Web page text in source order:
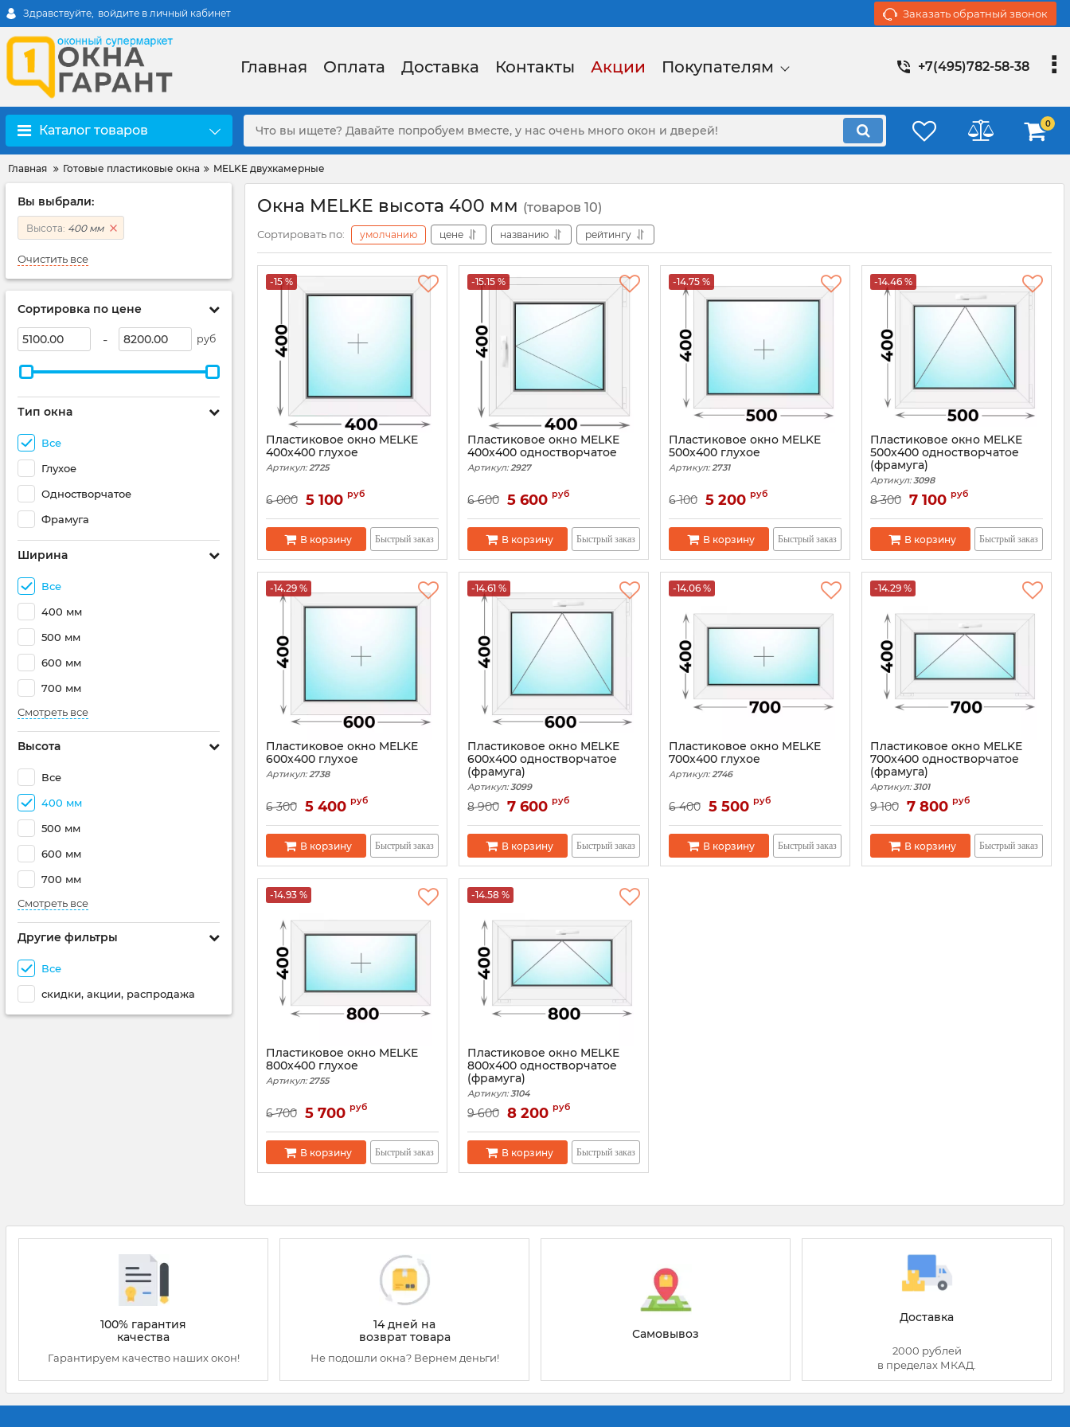
Здравствуйте, войдите в личный кабинет Заказать обратный звонок
Главная Оплата Доставка Контакты Акции Покупателям +7(495)782-58-38
Каталог товаров 0
Главная Готовые пластиковые окна MELKE двухкамерные
Вы выбрали:
Высота: 400 мм
Очистить все
Сортировка по цене
- руб
Тип окна
Все
Глухое
Одностворчатое
Фрамуга
Ширина
Все
400 мм
500 мм
600 мм
700 мм
Смотреть все
Высота
Все
400 мм
500 мм
600 мм
700 мм
Смотреть все
Другие фильтры
Все
скидки, акции, распродажа
Окна MELKE высота 400 мм (товаров 10)
Сортировать по: умолчанию цене названию рейтингу
-15 %
Пластиковое окно MELKE
400x400 глухое
Артикул: 2725
6 000 5 100 руб
В корзину Быстрый заказ
-15.15 %
Пластиковое окно MELKE
400x400 одностворчатое
Артикул: 2927
6 600 5 600 руб
В корзину Быстрый заказ
-14.75 %
Пластиковое окно MELKE
500x400 глухое
Артикул: 2731
6 100 5 200 руб
В корзину Быстрый заказ
-14.46 %
Пластиковое окно MELKE
500x400 одностворчатое
(фрамуга)
Артикул: 3098
8 300 7 100 руб
В корзину Быстрый заказ
-14.29 %
Пластиковое окно MELKE
600x400 глухое
Артикул: 2738
6 300 5 400 руб
В корзину Быстрый заказ
-14.61 %
Пластиковое окно MELKE
600x400 одностворчатое
(фрамуга)
Артикул: 3099
8 900 7 600 руб
В корзину Быстрый заказ
-14.06 %
Пластиковое окно MELKE
700x400 глухое
Артикул: 2746
6 400 5 500 руб
В корзину Быстрый заказ
-14.29 %
Пластиковое окно MELKE
700x400 одностворчатое
(фрамуга)
Артикул: 3101
9 100 7 800 руб
В корзину Быстрый заказ
-14.93 %
Пластиковое окно MELKE
800x400 глухое
Артикул: 2755
6 700 5 700 руб
В корзину Быстрый заказ
-14.58 %
Пластиковое окно MELKE
800x400 одностворчатое
(фрамуга)
Артикул: 3104
9 600 8 200 руб
В корзину Быстрый заказ
100% гарантия
качества
Гарантируем качество наших окон!
14 дней на
возврат товара
Не подошли окна? Вернем деньги!
Самовывоз
Доставка
2000 рублей
в пределах МКАД.